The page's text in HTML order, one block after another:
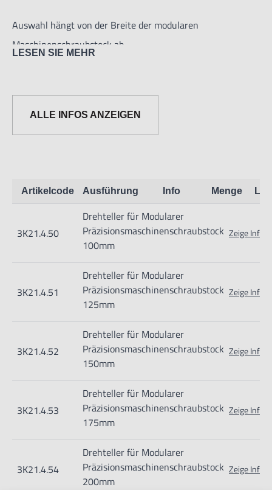
Auswahl hängt von der Breite der modularen
Maschinenschraubstock ab.
Nur für technisch versierte und mit dem Produkt vertraute
Anwender sowie Handwerker geeignet.
Nur für den vorhergesehenen Verwendungszweck geeignet.
Verletzungen führen.
Importeur/Hersteller:
Varsseveld/ Netherlands, email: Info@hogetex.com
LESEN SIE MEHR
ALLE INFOS ANZEIGEN
Artikelcode Ausführung Info Menge
3K21.4.50
Drehteller für Modularer
Präzisionsmaschinenschraubstock
100mm
Zeige Info
3K21.4.51
Drehteller für Modularer
Präzisionsmaschinenschraubstock
125mm
Zeige Info
3K21.4.52
Drehteller für Modularer
Präzisionsmaschinenschraubstock
150mm
Zeige Info
3K21.4.53
Drehteller für Modularer
Präzisionsmaschinenschraubstock
175mm
Zeige Info
3K21.4.54
Drehteller für Modularer
Präzisionsmaschinenschraubstock
200mm
Zeige Info